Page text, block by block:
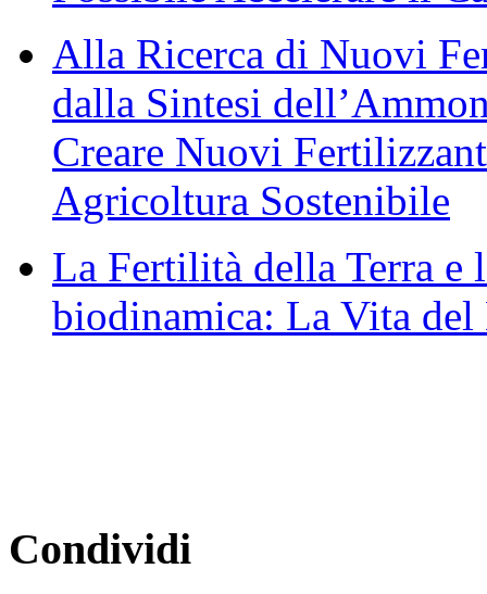
Alla Ricerca di Nuovi
dalla Sintesi
Creare Nuovi
Agricoltura Sostenibile
La Fertilità della Terra e
biodinamica: La Vita
Condividi